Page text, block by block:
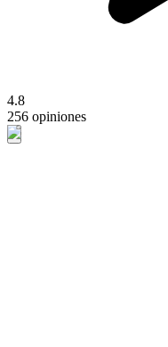
4.8
256 opiniones